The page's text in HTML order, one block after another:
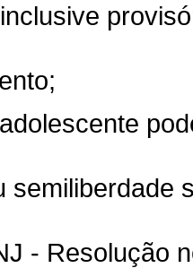
semiliberdade
- Resolução